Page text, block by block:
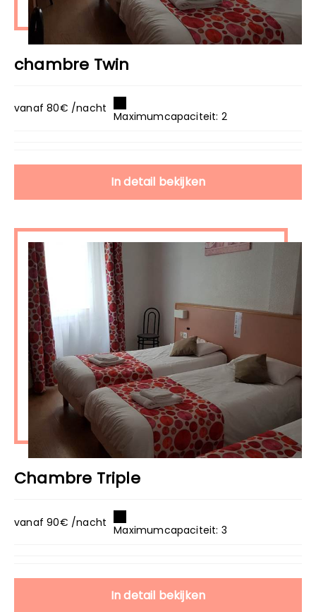
chambre Twin
vanaf 80€ /nacht
Maximumcapaciteit: 2
In detail bekijken
Chambre Triple
vanaf 90€ /nacht
Maximumcapaciteit: 3
In detail bekijken